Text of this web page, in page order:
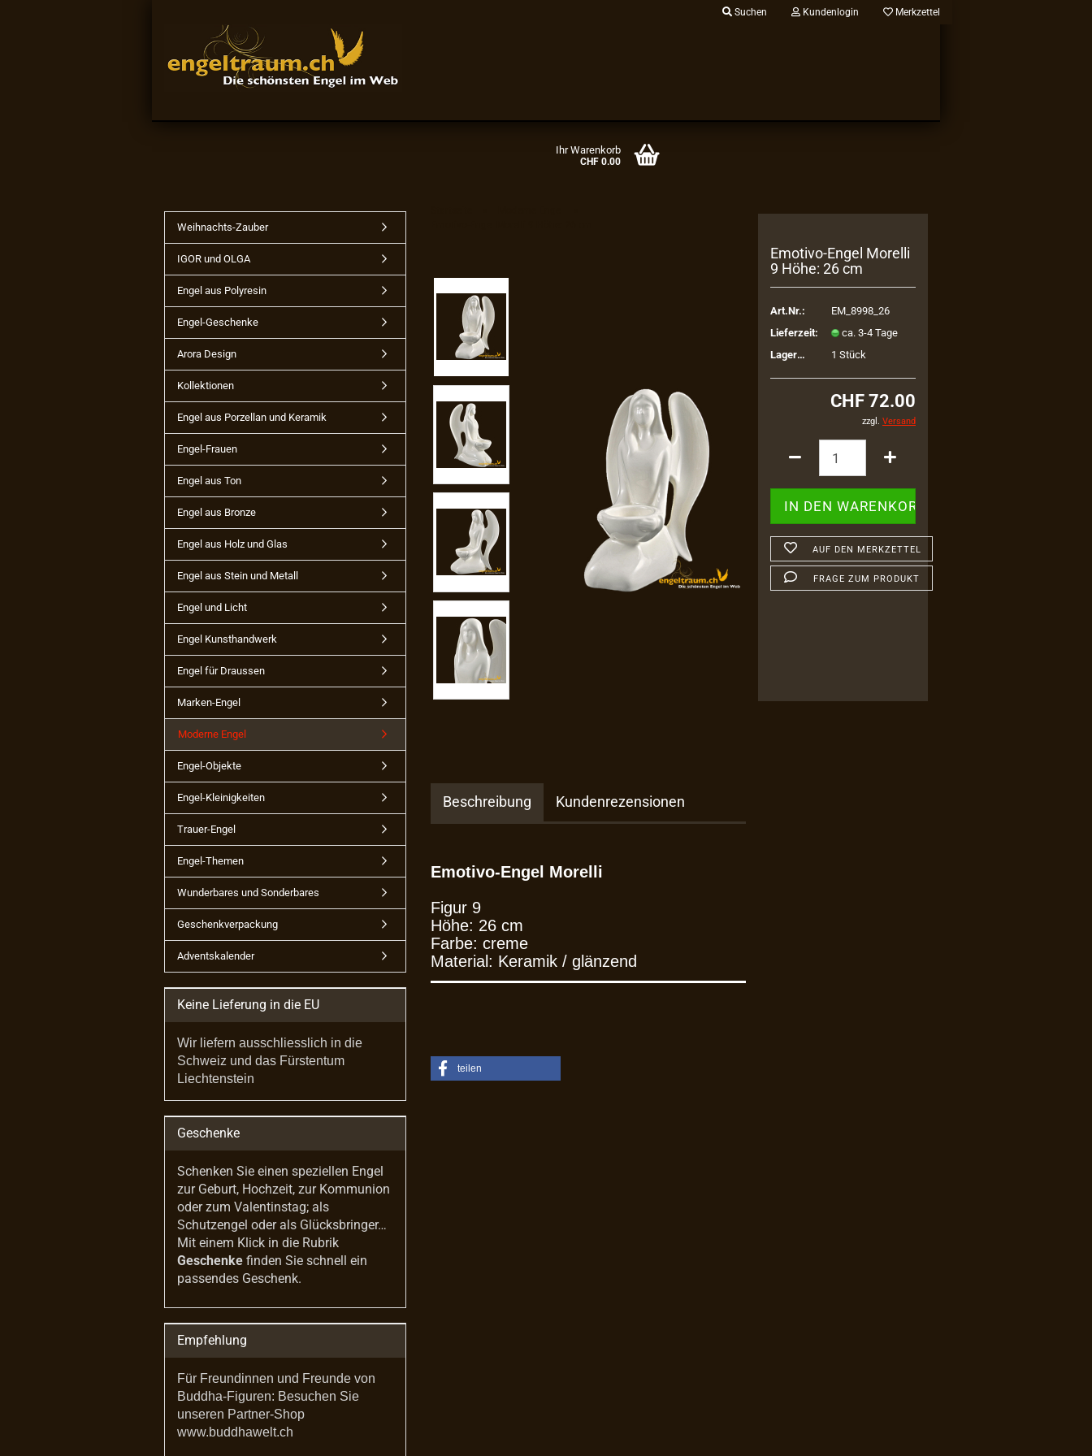
Suchen Kundenlogin Merkzettel
Ihr Warenkorb
CHF 0.00
Emotivo-​Engel Mo­rel­li
9 Höhe: 26 cm
Art.Nr.:
EM_8998_26
Lieferzeit:
ca. 3-4 Tage
Lagerbestand:
1 Stück
CHF 72.00
zzgl. Versand
AUF DEN MERKZETTEL
FRAGE ZUM PRODUKT
Beschreibung Kundenrezensionen
Emotivo-Engel Morelli
Figur 9
Höhe: 26 cm
Farbe: creme
Material: Keramik / glänzend
teilen
Weihnachts-Zauber
IGOR und OLGA
Engel aus Polyresin
Engel-Geschenke
Arora Design
Kollektionen
Engel aus Porzellan und Keramik
Engel-Frauen
Engel aus Ton
Engel aus Bronze
Engel aus Holz und Glas
Engel aus Stein und Metall
Engel und Licht
Engel Kunsthandwerk
Engel für Draussen
Marken-Engel
Moderne Engel
Engel-Objekte
Engel-Kleinigkeiten
Trauer-Engel
Engel-Themen
Wunderbares und Sonderbares
Geschenkverpackung
Adventskalender
Keine Lieferung in die EU
Wir liefern ausschliesslich in die
Schweiz und das Fürstentum
Liechtenstein
Geschenke
Schenken Sie einen speziellen Engel
zur Geburt, Hochzeit, zur Kommunion
oder zum Valentinstag; als
Schutzengel oder als Glücksbringer…
Mit einem Klick in die Rubrik
Geschenke finden Sie schnell ein
passendes Geschenk.
Empfehlung
Für Freundinnen und Freunde von
Buddha-Figuren: Besuchen Sie
unseren Partner-Shop
www.buddhawelt.ch